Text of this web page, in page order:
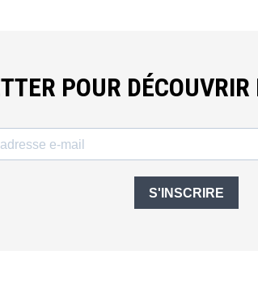
POUR
S'INSCRIRE